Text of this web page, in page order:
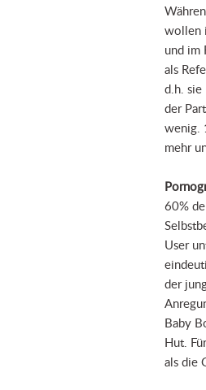
wollen
und im
als
d.h. sie
der
wenig.
mehr
60%
User
der
Baby
Hut.
als die